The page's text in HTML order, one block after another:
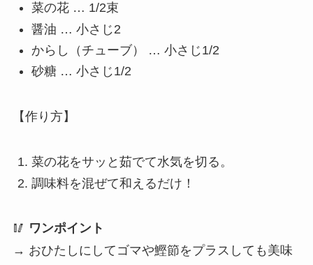
菜の花 … 1/2束
醤油 … 小さじ2
からし（チューブ） … 小さじ1/2
砂糖 … 小さじ1/2
【作り方】
菜の花をサッと茹でて水気を切る。
調味料を混ぜて和えるだけ！
🥢 ワンポイント
→ おひたしにしてゴマや鰹節をプラスしても美味